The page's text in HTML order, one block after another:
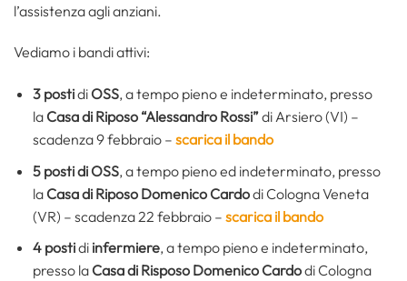
l’assistenza agli anziani.
Vediamo i bandi attivi:
3 postidiOSS, a tempo pieno e indeterminato, presso
laCasa di Riposo “Alessandro Rossi”di Arsiero (VI) –
scadenza 9 febbraio – scarica il bando
5 posti di OSS, a tempo pieno ed indeterminato, presso
laCasa di Riposo Domenico Cardodi Cologna Veneta
(VR) – scadenza 22 febbraio – scarica il bando
4 postidi infermiere, a tempo pieno e indeterminato,
presso la Casa di Risposo Domenico Cardodi Cologna